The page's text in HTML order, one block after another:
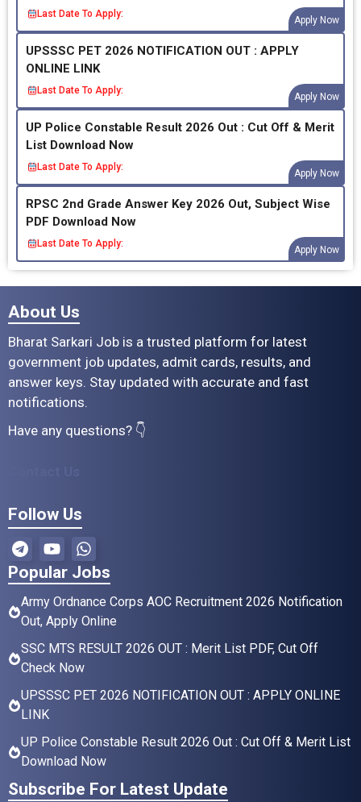
Last Date To Apply:
Apply Now
UPSSSC PET 2026 NOTIFICATION OUT : APPLY
ONLINE LINK
Last Date To Apply:
Apply Now
UP Police Constable Result 2026 Out : Cut Off & Merit
List Download Now
Last Date To Apply:
Apply Now
RPSC 2nd Grade Answer Key 2026 Out, Subject Wise
PDF Download Now
Last Date To Apply:
Apply Now
About Us
Bharat Sarkari Job is a trusted platform for latest
government job updates, admit cards, results, and
answer keys. Stay updated with accurate and fast
notifications.
Have any questions? 👇
Follow Us
Popular Jobs
Army Ordnance Corps AOC Recruitment 2026 Notification
Out, Apply Online
SSC MTS RESULT 2026 OUT : Merit List PDF, Cut Off
Check Now
UPSSSC PET 2026 NOTIFICATION OUT : APPLY ONLINE
LINK
UP Police Constable Result 2026 Out : Cut Off & Merit List
Download Now
Subscribe For Latest Update